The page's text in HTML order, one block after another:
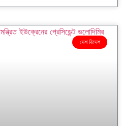
দেশ বিদেশ